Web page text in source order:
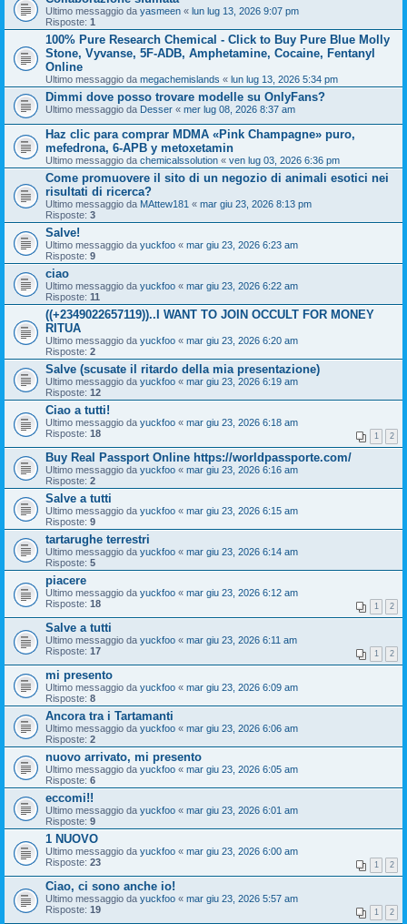
Ultimo messaggio da yasmeen « lun lug 13, 2026 9:07 pm
Risposte: 1
100% Pure Research Chemical - Click to Buy Pure Blue Molly
Stone, Vyvanse, 5F-ADB, Amphetamine, Cocaine, Fentanyl
Online
Ultimo messaggio da megachemislands « lun lug 13, 2026 5:34 pm
Dimmi dove posso trovare modelle su OnlyFans?
Ultimo messaggio da Desser « mer lug 08, 2026 8:37 am
Haz clic para comprar MDMA «Pink Champagne» puro,
mefedrona, 6-APB y metoxetamin
Ultimo messaggio da chemicalssolution « ven lug 03, 2026 6:36 pm
Come promuovere il sito di un negozio di animali esotici nei
risultati di ricerca?
Ultimo messaggio da MAttew181 « mar giu 23, 2026 8:13 pm
Risposte: 3
Salve!
Ultimo messaggio da yuckfoo « mar giu 23, 2026 6:23 am
Risposte: 9
ciao
Ultimo messaggio da yuckfoo « mar giu 23, 2026 6:22 am
Risposte: 11
((+2349022657119))..I WANT TO JOIN OCCULT FOR MONEY
RITUA
Ultimo messaggio da yuckfoo « mar giu 23, 2026 6:20 am
Risposte: 2
Salve (scusate il ritardo della mia presentazione)
Ultimo messaggio da yuckfoo « mar giu 23, 2026 6:19 am
Risposte: 12
Ciao a tutti!
Ultimo messaggio da yuckfoo « mar giu 23, 2026 6:18 am
Risposte: 18 1 2
Buy Real Passport Online https://worldpassporte.com/
Ultimo messaggio da yuckfoo « mar giu 23, 2026 6:16 am
Risposte: 2
Salve a tutti
Ultimo messaggio da yuckfoo « mar giu 23, 2026 6:15 am
Risposte: 9
tartarughe terrestri
Ultimo messaggio da yuckfoo « mar giu 23, 2026 6:14 am
Risposte: 5
piacere
Ultimo messaggio da yuckfoo « mar giu 23, 2026 6:12 am
Risposte: 18 1 2
Salve a tutti
Ultimo messaggio da yuckfoo « mar giu 23, 2026 6:11 am
Risposte: 17 1 2
mi presento
Ultimo messaggio da yuckfoo « mar giu 23, 2026 6:09 am
Risposte: 8
Ancora tra i Tartamanti
Ultimo messaggio da yuckfoo « mar giu 23, 2026 6:06 am
Risposte: 2
nuovo arrivato, mi presento
Ultimo messaggio da yuckfoo « mar giu 23, 2026 6:05 am
Risposte: 6
eccomi!!
Ultimo messaggio da yuckfoo « mar giu 23, 2026 6:01 am
Risposte: 9
1 NUOVO
Ultimo messaggio da yuckfoo « mar giu 23, 2026 6:00 am
Risposte: 23 1 2
Ciao, ci sono anche io!
Ultimo messaggio da yuckfoo « mar giu 23, 2026 5:57 am
Risposte: 19 1 2